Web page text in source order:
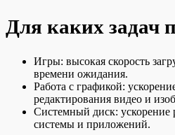
Для каких задач
Игры: высокая скорость
времени ожидания.
Работа с графикой:
редактирования видео и
Системный диск: ускорение
системы и приложений.